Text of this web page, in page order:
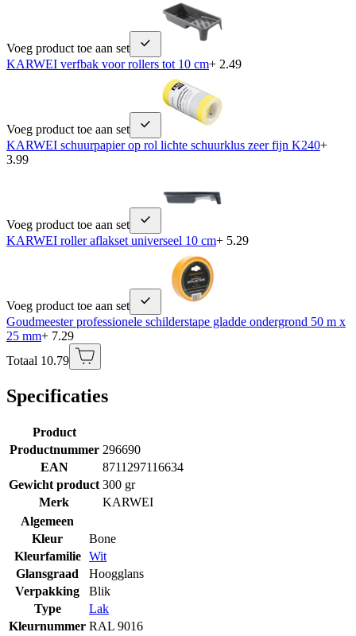
Voeg product toe aan set
KARWEI verfbak voor rollers tot 10 cm+ 2.49
Voeg product toe aan set
KARWEI schuurpapier op rol lichte schuurklus zeer fijn K240+
3.99
Voeg product toe aan set
KARWEI roller aflakset universeel 10 cm+ 5.29
Voeg product toe aan set
Goudmeester professionele schilderstape gladde ondergrond 50 m x
25 mm+ 7.29
Totaal 10.79
Specificaties
Product
Productnummer 296690
EAN
8711297116634
Gewicht product 300 gr
Merk
KARWEI
Algemeen
Kleur
Bone
Kleurfamilie
Wit
Glansgraad
Hoogglans
Verpakking
Blik
Type
Lak
Kleurnummer RAL 9016